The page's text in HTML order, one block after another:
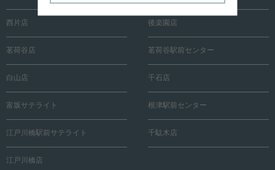
西片店 後楽園店
茗荷谷店 茗荷谷駅前センター
白山店 千石店
富坂サテライト 根津駅前センター
江戸川橋駅前サテライト 千駄木店
江戸川橋店